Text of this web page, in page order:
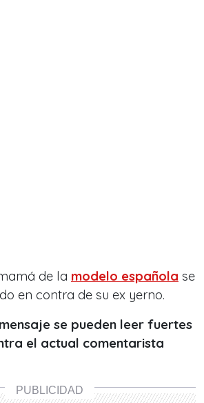
de la modelo española se
en contra de su ex yerno.
se pueden leer fuertes
el actual comentarista